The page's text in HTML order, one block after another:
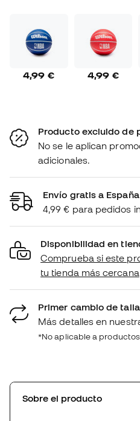
4,99 € 4,99 €
Producto excluido de
No se le aplican
adicionales.
Envío gratis a
4,99 € para pedidos
Disponibilidad en
Comprueba si este
tu tienda más cercana
Primer cambio de
Más detalles en
*No aplicable a
Sobre el producto